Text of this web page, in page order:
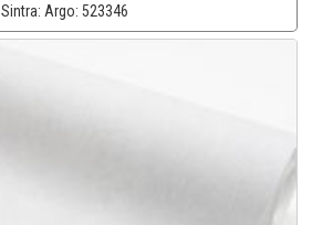
Sintra: Argo: 523346